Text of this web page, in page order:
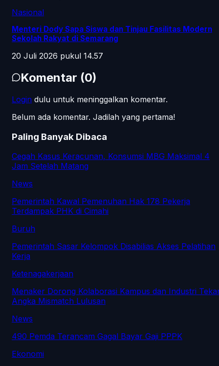
Nasional
Menteri Dody Sapa Siswa dan Tinjau Fasilitas Modern
Sekolah Rakyat di Semarang
20 Juli 2026 pukul 14.57
Komentar (0)
Login dulu untuk meninggalkan komentar.
Belum ada komentar. Jadilah yang pertama!
Paling Banyak Dibaca
Cegah Kasus Keracunan, Konsumsi MBG Maksimal 4
Jam Setelah Matang
News
Pemerintah Kawal Pemenuhan Hak 178 Pekerja
Terdampak PHK di Cimahi
Buruh
Pemerintah Sasar Kelompok Disabilias Akses Pelatihan
Kerja
Ketenagakerjaan
Menaker Dorong Kolaborasi Kampus dan Industri
Angka Mismatch Lulusan
News
490 Pemda Terancam Gagal Bayar Gaji PPPK
Ekonomi